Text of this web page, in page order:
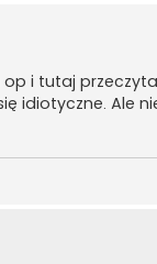
i tutaj
idiotyczne. Ale